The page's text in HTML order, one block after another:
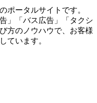
ポータルサイトです。
」「バス広告」「タクシ
方のノウハウで、お客様
ています。